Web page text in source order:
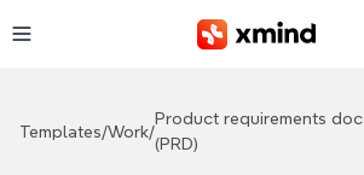
Templates/Work/
Product requirements doc
(PRD)